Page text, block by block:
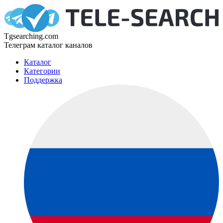
Tgsearching.com
Телеграм каталог каналов
Каталог
Категории
Поддержка